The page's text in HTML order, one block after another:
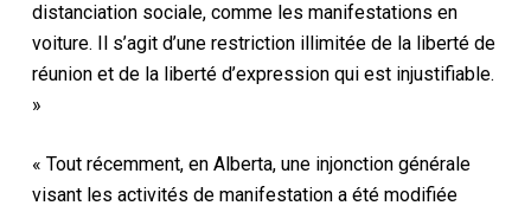
distanciation sociale, comme les manifestations en
voiture. Il s’agit d’une restriction illimitée de la liberté de
réunion et de la liberté d’expression qui est injustifiable.
»
« Tout récemment, en Alberta, une injonction générale
visant les activités de manifestation a été modifiée